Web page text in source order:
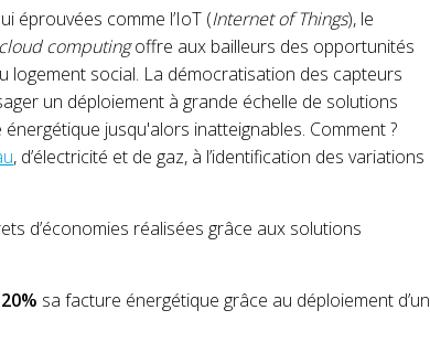
éprouvées comme l’IoT (Internet of Things), le
cloud computingoffre aux bailleurs des opportunités
logement social. La démocratisation des capteurs
un déploiement à grande échelle de solutions
jusqu'alors inatteignables. Comment ?
, d’électricité et de gaz, à l’identification des variations
d’économies réalisées grâce aux solutions
20% sa facture énergétique grâce au déploiement d’un